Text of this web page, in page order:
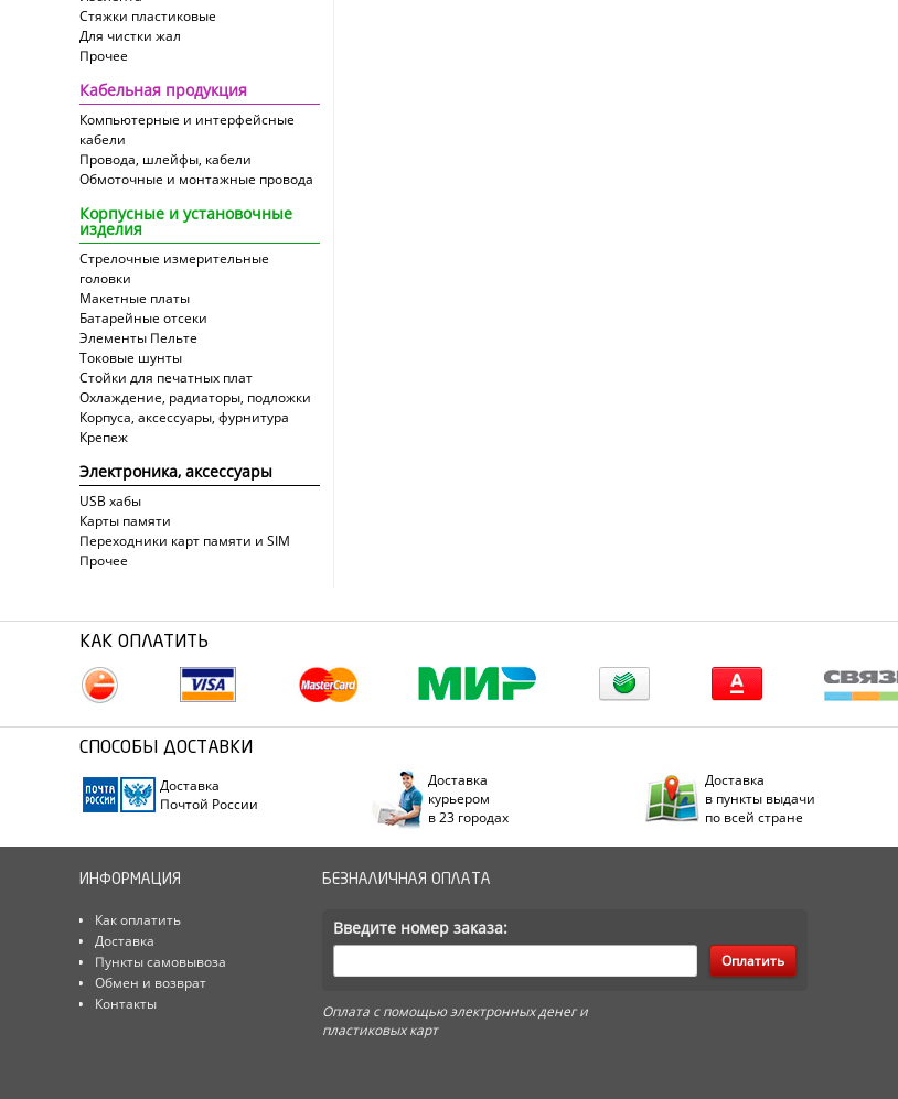
Стяжки пластиковые
Для чистки жал
Прочее
Кабельная продукция
Компьютерные и интерфейсные
кабели
Провода, шлейфы, кабели
Обмоточные и монтажные провода
Корпусные и установочные
изделия
Стрелочные измерительные
головки
Макетные платы
Батарейные отсеки
Элементы Пельте
Токовые шунты
Стойки для печатных плат
Охлаждение, радиаторы, подложки
Корпуса, аксессуары, фурнитура
Крепеж
Электроника, аксессуары
USB хабы
Карты памяти
Переходники карт памяти и SIM
Прочее
КАК ОПЛАТИТЬ
СПОСОБЫ ДОСТАВКИ
Доставка
Почтой России
Доставка
курьером
в 23 городах
Доставка
в пункты выдачи
по всей стране
ИНФОРМАЦИЯ
Как оплатить
Доставка
Пункты самовывоза
Обмен и возврат
Контакты
БЕЗНАЛИЧНАЯ ОПЛАТА
Введите номер заказа:
Оплатить
Оплата с помощью электронных денег и
пластиковых карт